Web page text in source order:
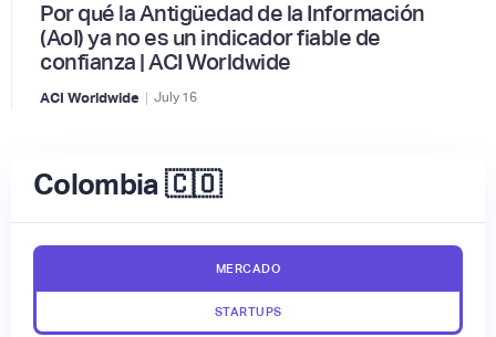
Por qué la Antigüedad de la Información
(AoI) ya no es un indicador fiable de
confianza | ACI Worldwide
ACI Worldwide | July 16
Colombia 🇨🇴
MERCADO
STARTUPS